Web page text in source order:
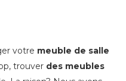
votre meuble de salle
trouver des meubles